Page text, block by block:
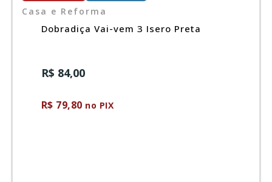
Casa e Reforma
Dobradiça Vai-vem 3 Isero Preta
R$ 84,00
R$ 79,80 no PIX